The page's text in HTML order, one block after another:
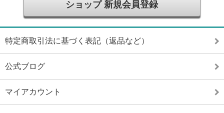
ショップ 新規会員登録
特定商取引法に基づく表記（返品など）
公式ブログ
マイアカウント